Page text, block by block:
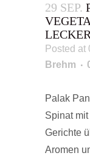
29 SEP.
LECKER
Posted at
Brehm
Palak
Spinat
Gerichte
Aromen